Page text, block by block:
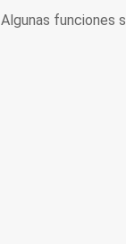
Algunas funciones